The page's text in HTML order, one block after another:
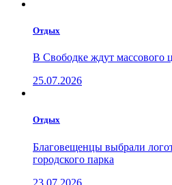
Отдых
В Свободке ждут массового
25.07.2026
Отдых
Благовещенцы выбрали
городского парка
23.07.2026